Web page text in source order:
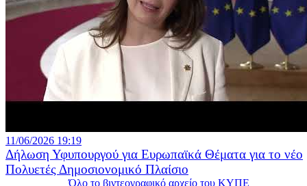
11/06/2026 19:19
Δήλωση Υφυπουργού για Ευρωπαϊκά Θέματα για το νέο
Πολυετές Δημοσιονομικό Πλαίσιο
Όλο το βιντεογραφικό αρχείο του ΚΥΠΕ